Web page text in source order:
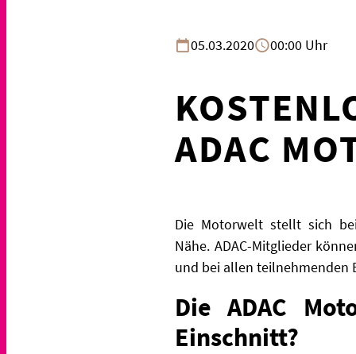
05.03.2020 00:00 Uhr
ADAC
Die Motorwelt stellt sich
Nähe. ADAC-Mitglieder
und bei allen teilnehmenden
Die ADAC
Einschnitt?